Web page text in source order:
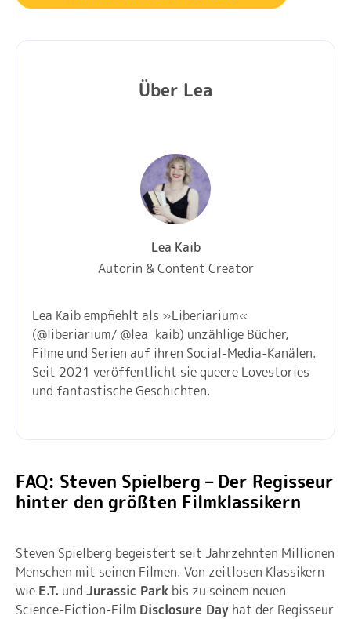
Lea Kaib
Autorin & Content Creator
Über Lea
Lea Kaib empfiehlt als »Liberiarium«
(@liberiarium/ @lea_kaib) unzählige Bücher,
Filme und Serien auf ihren Social-Media-Kanälen.
Seit 2021 veröffentlicht sie queere Lovestories
und fantastische Geschichten.
FAQ: Steven Spielberg – Der Regisseur
hinter den größten Filmklassikern
Steven Spielberg begeistert seit Jahrzehnten Millionen
Menschen mit seinen Filmen. Von zeitlosen Klassikern
wie E.T. und Jurassic Park bis zu seinem neuen
Science-Fiction-Film Disclosure Day hat der Regisseur